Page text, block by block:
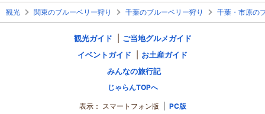
観光 関東のブルーベリー狩り 千葉のブルーベリー狩り 千葉・市原の
観光ガイド
ご当地グルメガイド
イベントガイド
お土産ガイド
みんなの旅行記
じゃらんTOPへ
表示： スマートフォン版 PC版